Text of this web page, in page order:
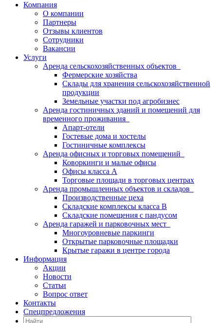
Компания
О компании
Партнеры
Отзывы клиентов
Сотрудники
Вакансии
Услуги
Аренда сельскохозяйственных объектов
Фермерские хозяйства
Склады для хранения сельскохозяйственной
продукции
Земельные участки под агробизнес
Аренда гостиничных зданий и помещений для
временного проживания
Апарт-отели
Гостевые дома и хостелы
Гостиничные комплексы
Аренда офисных и торговых помещений
Коворкинги и малые офисы
Офисы класса А
Торговые площади в торговых центрах
Аренда промышленных объектов и складов
Производственные цеха
Складские комплексы класса B
Складские помещения с пандусом
Аренда гаражей и парковочных мест
Многоуровневые паркинги
Открытые парковочные площадки
Крытые гаражи в центре города
Информация
Акции
Новости
Статьи
Вопрос ответ
Контакты
Спецпредложения